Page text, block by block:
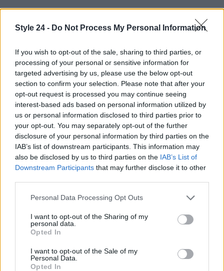
Style 24 - Do Not Process My Personal Information
If you wish to opt-out of the sale, sharing to third parties, or
processing of your personal or sensitive information for
targeted advertising by us, please use the below opt-out
section to confirm your selection. Please note that after your
opt-out request is processed you may continue seeing
interest-based ads based on personal information utilized by
us or personal information disclosed to third parties prior to
your opt-out. You may separately opt-out of the further
disclosure of your personal information by third parties on the
IAB’s list of downstream participants. This information may
also be disclosed by us to third parties on the IAB’s List of
Downstream Participants that may further disclose it to other
Please note that this website/app uses one or more Google
not limited to your visit or usage behaviour. You may click to
grant or deny consent to Google and its third-party tags to
use your data for below specified purposes in below Google
consent section.
Personal Data Processing Opt Outs
I want to opt-out of the Sharing of my
personal data.
Opted In
I want to opt-out of the Sale of my
Personal Data.
Opted In
AUTORE
Staff